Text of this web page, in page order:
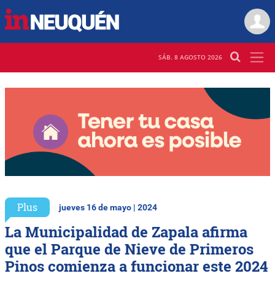
SÁB. 8 AGOSTO 2026
Plus jueves 16 de mayo | 2024
La Municipalidad de Zapala afirma
que el Parque de Nieve de Primeros
Pinos comienza a funcionar este 2024